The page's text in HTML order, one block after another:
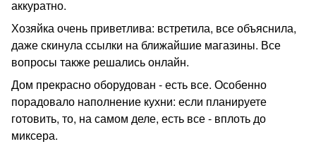
аккуратно.
Хозяйка очень приветлива: встретила, все объяснила,
даже скинула ссылки на ближайшие магазины. Все
вопросы также решались онлайн.
Дом прекрасно оборудован - есть все. Особенно
порадовало наполнение кухни: если планируете
готовить, то, на самом деле, есть все - вплоть до
миксера.